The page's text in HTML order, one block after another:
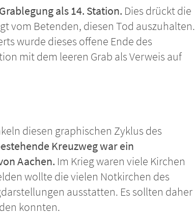
als 14. Station. Dies drückt die
vom Betenden, diesen Tod auszuhalten.
wurde dieses offene Ende des
mit dem leeren Grab als Verweis auf
diesen graphischen Zyklus des
Kreuzweg war ein
Aachen. Im Krieg waren viele Kirchen
wollte die vielen Notkirchen des
ausstatten. Es sollten daher
konnten.